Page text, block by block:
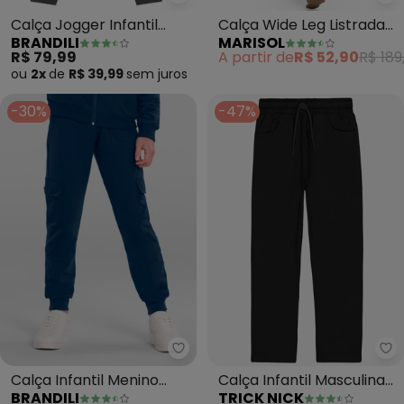
Calça Jogger Infantil
Menino em Moletinho
(Cinza)
BRANDILI
R$ 79,99
ou 2x de R$ 39,99 sem juros
Calça Wide Leg Listrada
Infantil Feminina (Roxo)
MARISOL
A partir deR$ 52,90R$
-30%
Brandili - Calça Infantil Menino
Calça Infantil Menino
BRANDILI
-47%
Calça Infantil Masculina
TRICK NICK